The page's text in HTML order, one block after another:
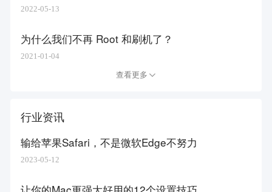
2022-05-13
为什么我们不再 Root 和刷机了？
2021-01-04
查看更多
行业资讯
输给苹果Safari，不是微软Edge不努力
2023-05-12